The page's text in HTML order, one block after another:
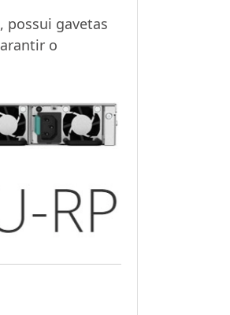
possui gavetas
o